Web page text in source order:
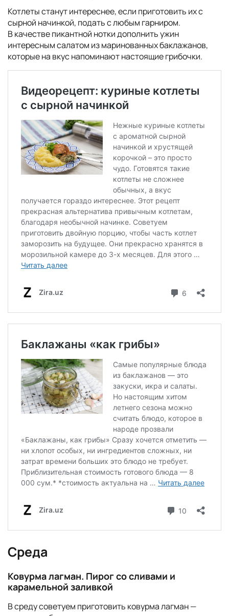
Котлеты станут интереснее, если приготовить их с
сырной начинкой, подать с любым гарниром.
В качестве пикантной нотки дополнить ужин
интересным салатом из маринованных баклажанов,
которые на вкус напоминают настоящие грибочки.
Среда
Ковурма лагман. Пирог со сливами и
карамельной заливкой
В среду советуем приготовить ковурма лагман —